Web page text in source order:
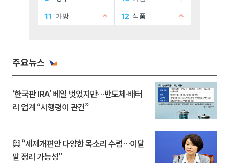
주요뉴스
‘한국판 IRA’ 베일 벗었지만…반도체·배터
리 업계 “시행령이 관건”
與 “세제개편안 다양한 목소리 수렴…이달
말 정리 가능성”